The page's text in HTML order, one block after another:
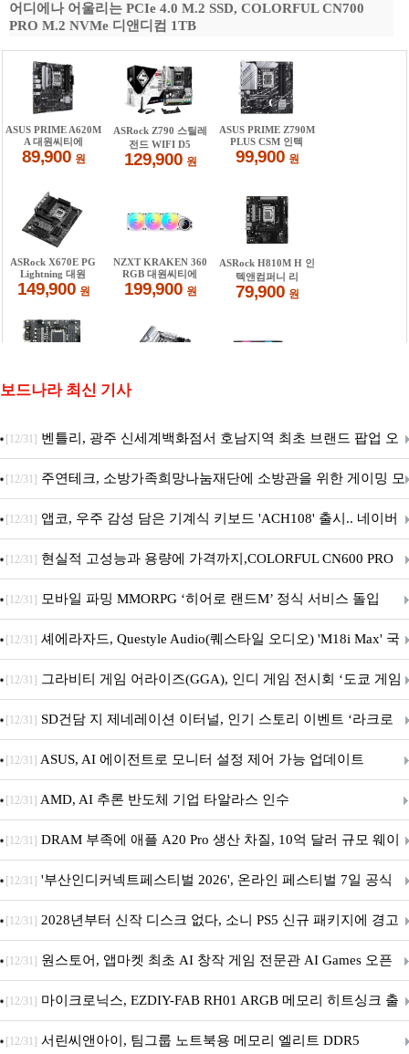
어디에나 어울리는 PCIe 4.0 M.2 SSD, COLORFUL CN700
PRO M.2 NVMe 디앤디컴 1TB
보드나라 최신 기사
[12/31] 벤틀리, 광주 신세계백화점서 호남지역 최초 브랜드 팝업 오
픈
[12/31] 주연테크, 소방가족희망나눔재단에 소방관을 위한 게이밍 모
니터·스마트 펫 침대 기부
[12/31] 앱코, 우주 감성 담은 기계식 키보드 'ACH108' 출시.. 네이버
브랜드데이 기획전 진행
[12/31] 현실적 고성능과 용량에 가격까지,COLORFUL CN600 PRO
M.2 NVMe 디앤디컴 1TB
[12/31] 모바일 파밍 MMORPG ‘히어로 랜드M’ 정식 서비스 돌입
[12/31] 셰에라자드, Questyle Audio(퀘스타일 오디오) 'M18i Max' 국
내 정식 출시
[12/31] 그라비티 게임 어라이즈(GGA), 인디 게임 전시회 ‘도쿄 게임
던전 13’ 참가!
[12/31] SD건담 지 제네레이션 이터널, 인기 스토리 이벤트 ‘라크로
아의 용사’ 재개최 및 풍성한 기념 이벤트 실시!
[12/31] ASUS, AI 에이전트로 모니터 설정 제어 가능 업데이트
[12/31] AMD, AI 추론 반도체 기업 타알라스 인수
[12/31] DRAM 부족에 애플 A20 Pro 생산 차질, 10억 달러 규모 웨이
퍼 대기
[12/31] '부산인디커넥트페스티벌 2026', 온라인 페스티벌 7일 공식
개막... 22일간 진행
[12/31] 2028년부터 신작 디스크 없다, 소니 PS5 신규 패키지에 경고
문 추가
[12/31] 원스토어, 앱마켓 최초 AI 창작 게임 전문관 AI Games 오픈
[12/31] 마이크로닉스, EZDIY-FAB RH01 ARGB 메모리 히트싱크 출
시
[12/31] 서린씨앤아이, 팀그룹 노트북용 메모리 엘리트 DDR5